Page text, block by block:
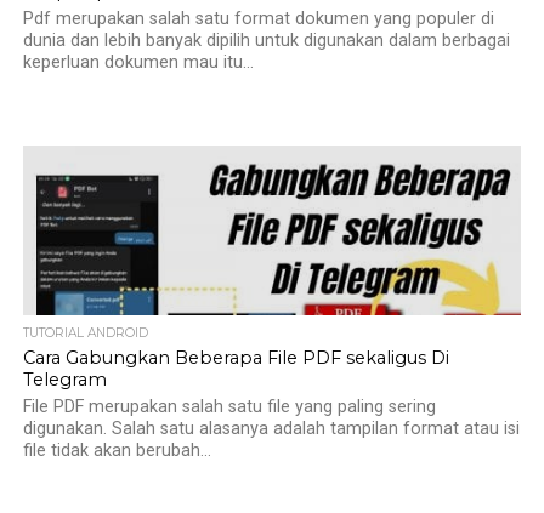
Pdf merupakan salah satu format dokumen yang populer di
dunia dan lebih banyak dipilih untuk digunakan dalam berbagai
keperluan dokumen mau itu...
TUTORIAL ANDROID
Cara Gabungkan Beberapa File PDF sekaligus Di
Telegram
File PDF merupakan salah satu file yang paling sering
digunakan. Salah satu alasanya adalah tampilan format atau isi
file tidak akan berubah...